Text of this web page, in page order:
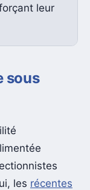
leur
sous
les récentes